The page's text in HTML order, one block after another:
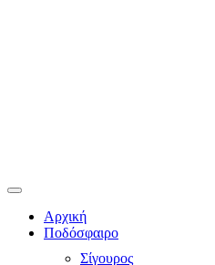
Αρχική
Ποδόσφαιρο
Σίγουρος